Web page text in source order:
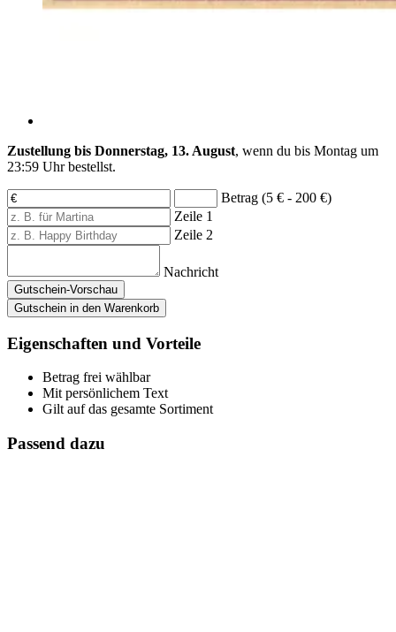
Zustellung bis Donnerstag, 13. August, wenn du bis Montag um
23:59 Uhrbestellst.
Betrag (5 € - 200 €)
Zeile 1
Zeile 2
Nachricht
Gutschein-Vorschau
Gutschein in den Warenkorb
Eigenschaften und Vorteile
Betrag frei wählbar
Mit persönlichem Text
Gilt auf das gesamte Sortiment
Passend dazu